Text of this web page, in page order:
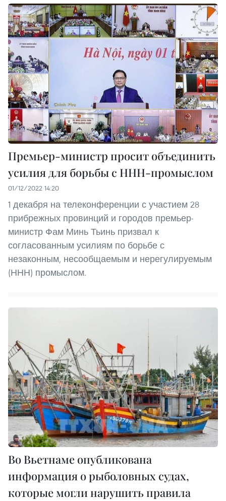
Премьер-министр просит объединить
усилия для борьбы с ННН-промыслом
01/12/2022 14:20
1 декабря на телеконференции с участием 28
прибрежных провинций и городов премьер-
министр Фам Минь Тьинь призвал к
согласованным усилиям по борьбе с
незаконным, несообщаемым и нерегулируемым
(ННН) промыслом.
Во Вьетнаме опубликована
информация о рыболовных судах,
которые могли нарушить правила